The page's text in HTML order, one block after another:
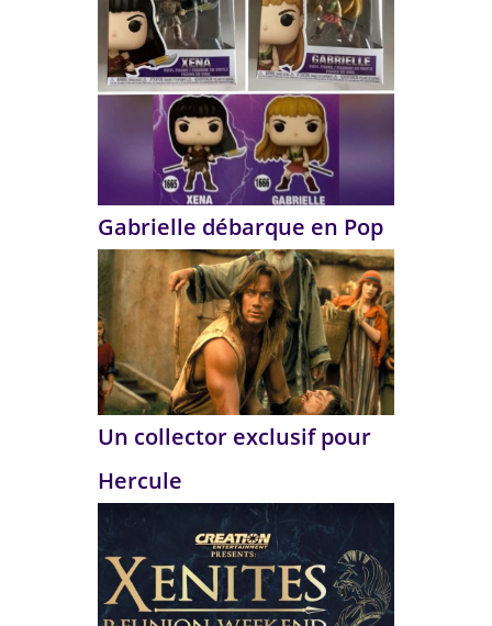
Gabrielle débarque en Pop
Un collector exclusif pour
Hercule